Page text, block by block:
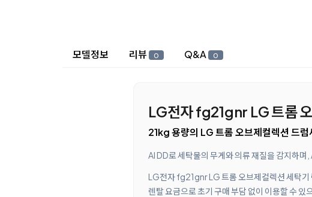
상세 정보
모델정보 리뷰 0 Q&A 0
LG전자 fg21gnr LG 트롬
21kg 용량의 LG 트롬 오브제컬렉션 드럼
AI DD로 세탁물의 무게와 의류 재질을 감지하
LG전자 fg21gnr LG 트롬 오브제컬렉션 세탁기
렌탈 요금으로 초기 구매 부담 없이 이용할 수 있